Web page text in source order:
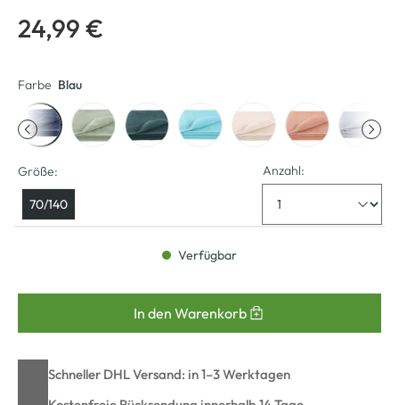
24,99 €
Farbe Blau
Größe:
70/140
Anzahl:
Verfügbar
In den Warenkorb
Schneller DHL Versand: in 1–3 Werktagen